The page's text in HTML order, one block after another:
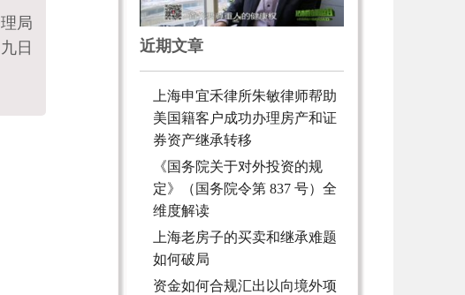
局
日
近期文章
上海申宜禾律所朱敏律师帮助
美国籍客户成功办理房产和证
券资产继承转移
《国务院关于对外投资的规
定》（国务院令第 837 号）全
维度解读
上海老房子的买卖和继承难题
如何破局
资金如何合规汇出以向境外项